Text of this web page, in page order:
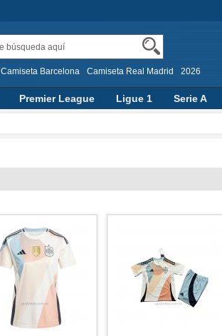
Camiseta Barcelona Camiseta Real Madrid 2026
Premier League Ligue 1 Serie A